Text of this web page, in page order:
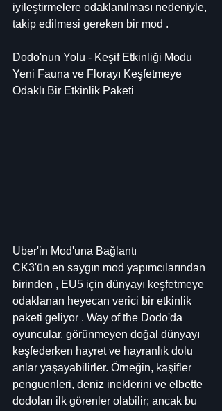
iyileştirmelere odaklanılması nedeniyle,
takip edilmesi gereken bir mod .
Dodo'nun Yolu - Keşif Etkinliği Modu
Yeni Fauna ve Florayı Keşfetmeye
Odaklı Bir Etkinlik Paketi
Uber'in Mod'una Bağlantı
CK3'ün en saygın mod yapımcılarından
birinden , EU5 için dünyayı keşfetmeye
odaklanan heyecan verici bir etkinlik
paketi geliyor . Way of the Dodo'da
oyuncular, görünmeyen doğal dünyayı
keşfederken hayret ve hayranlık dolu
anlar yaşayabilirler. Örneğin, kaşifler
penguenleri, deniz ineklerini ve elbette
dodoları ilk görenler olabilir; ancak bu